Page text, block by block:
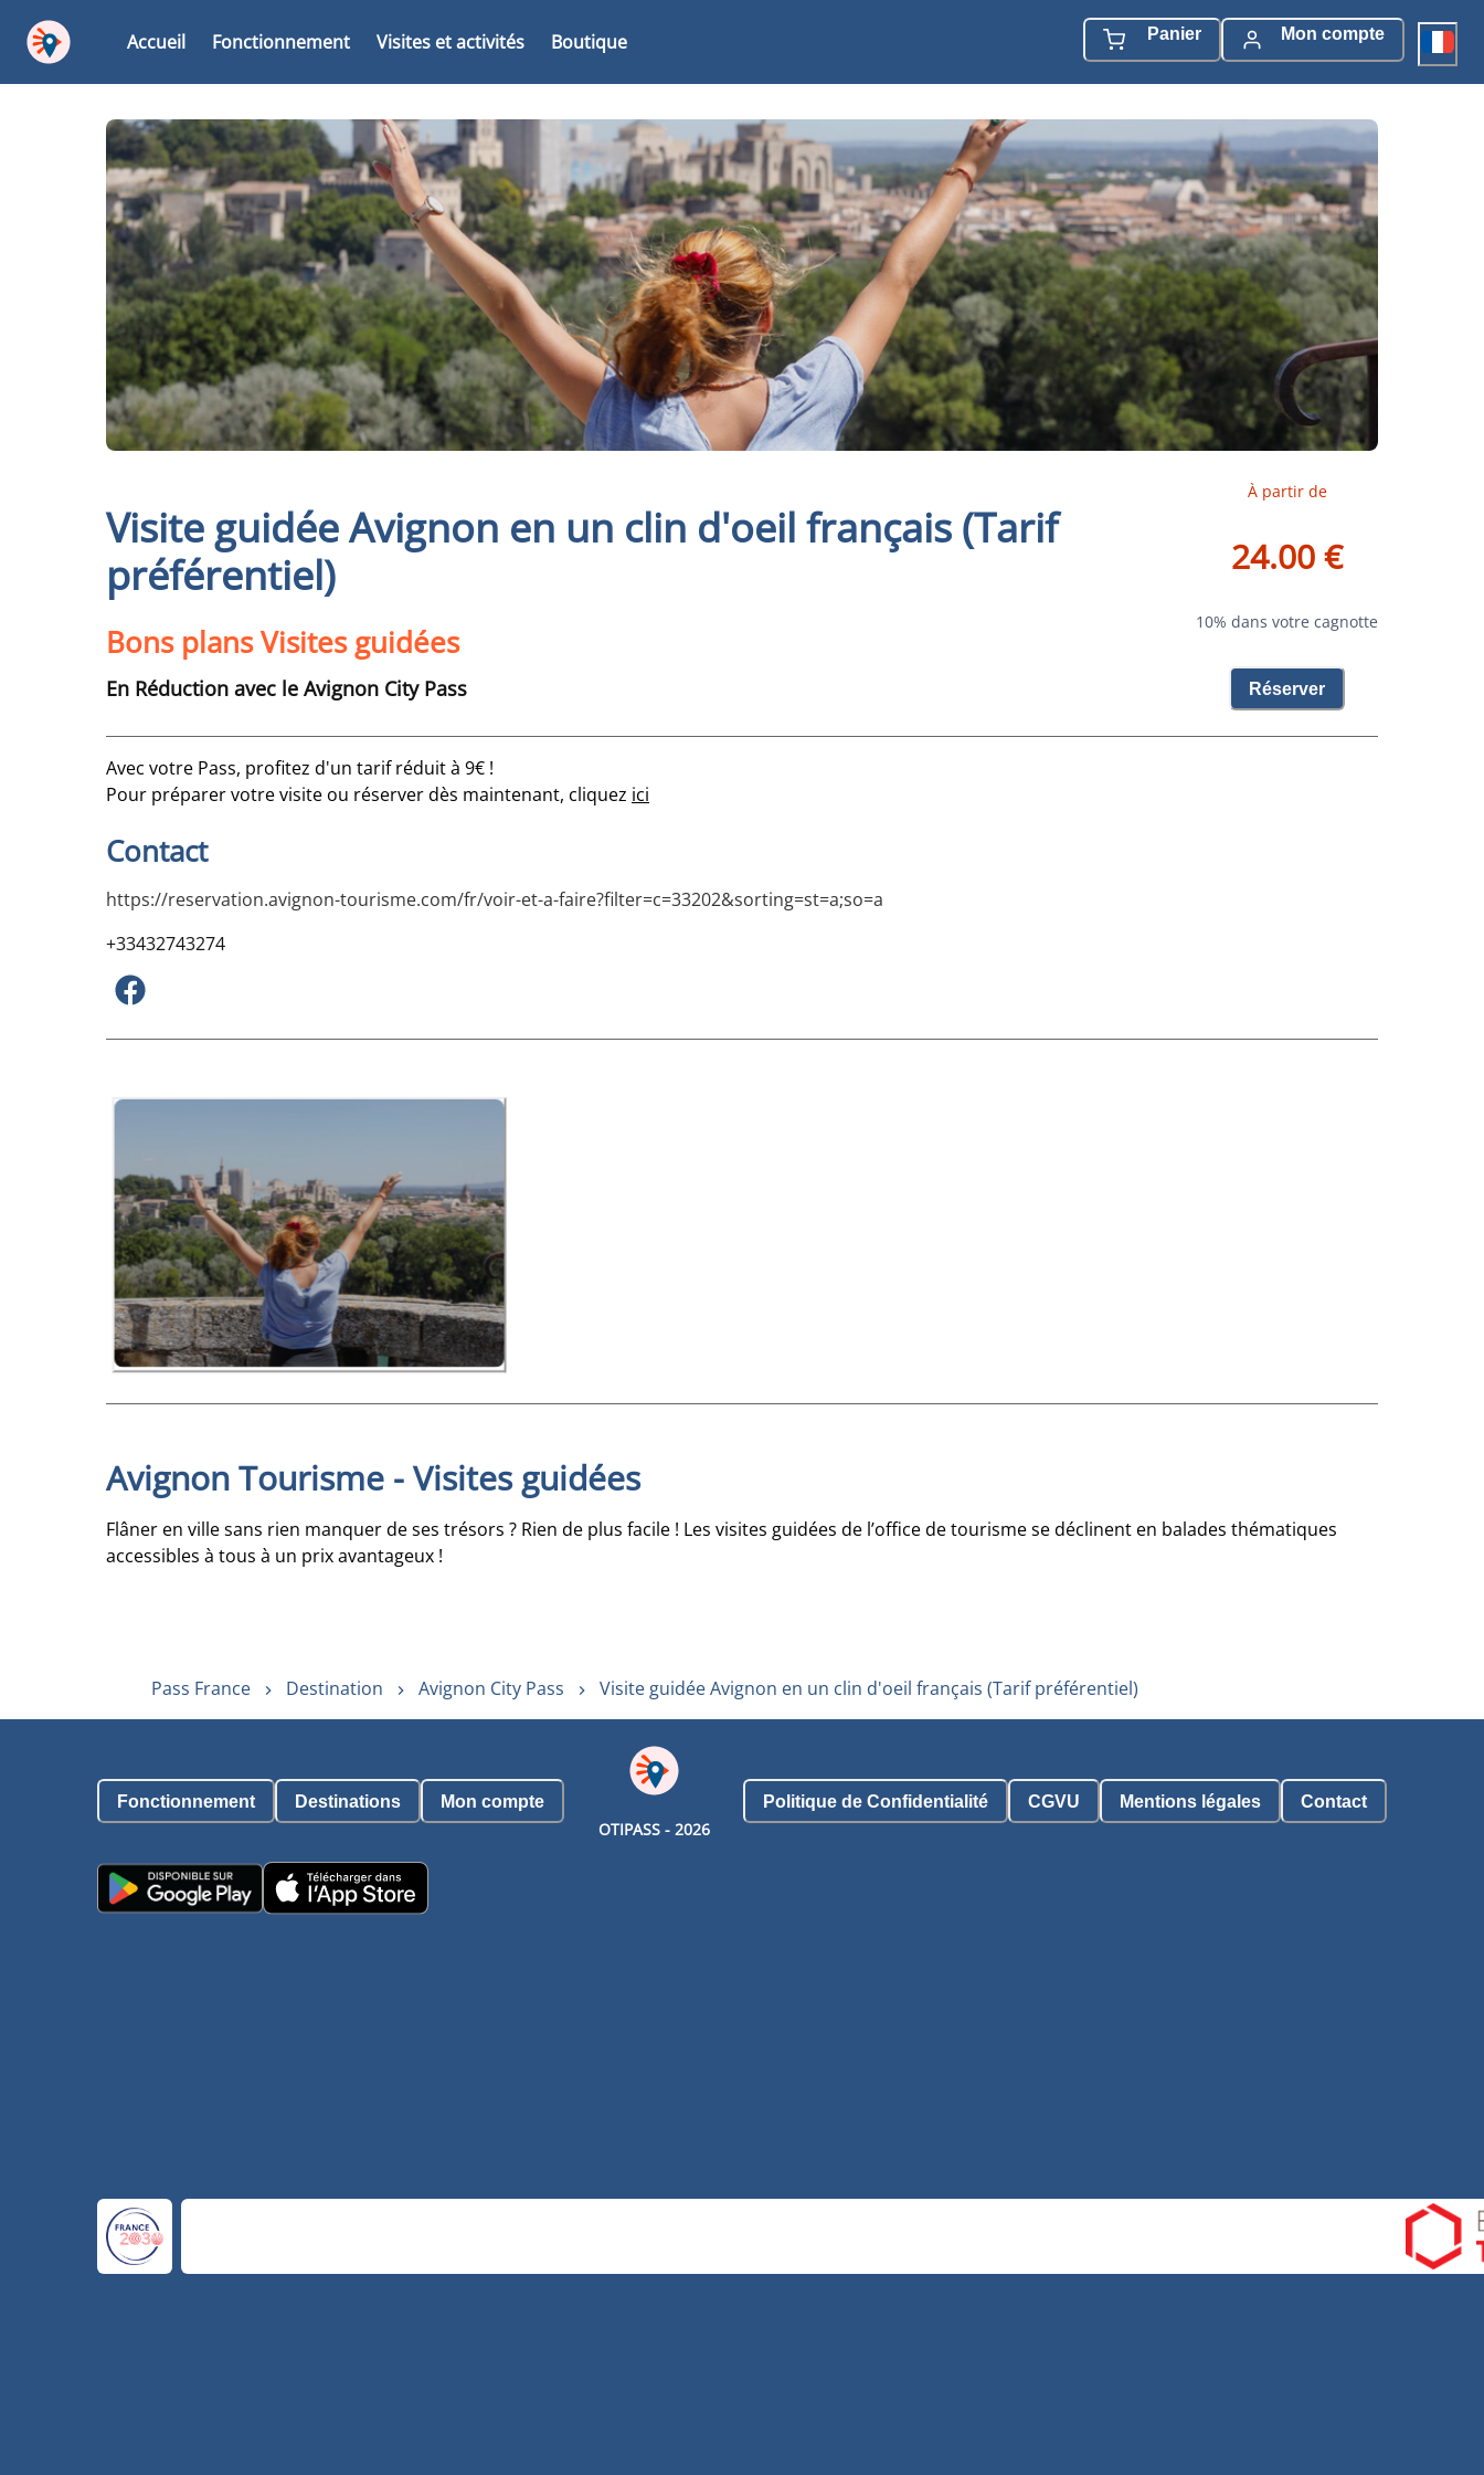
Accueil Fonctionnement Visites et activités Boutique Panier Mon compte
Visite guidée Avignon en un clin d'oeil français (Tarif
préférentiel)
Bons plans Visites guidées
En Réduction avec le Avignon City Pass
À partir de
24.00 €
10% dans votre cagnotte
Réserver
Avec votre Pass, profitez d'un tarif réduit à 9€ !
Pour préparer votre visite ou réserver dès maintenant, cliquez ici
Contact
https://reservation.avignon-tourisme.com/fr/voir-et-a-faire?filter=c=33202&sorting=st=a;so=a
+33432743274
Avignon Tourisme - Visites guidées
Flâner en ville sans rien manquer de ses trésors ? Rien de plus facile ! Les visites guidées de l’office de tourisme se déclinent en balades thématiques
accessibles à tous à un prix avantageux !
Pass France Destination Avignon City Pass Visite guidée Avignon en un clin d'oeil français (Tarif préférentiel)
Fonctionnement Destinations Mon compte
OTIPASS - 2026
Politique de Confidentialité CGVU Mentions légales Contact